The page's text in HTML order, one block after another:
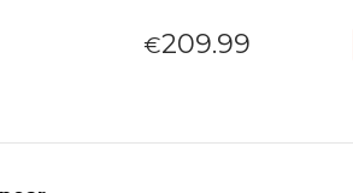
€209.99